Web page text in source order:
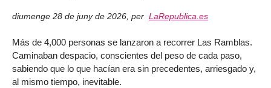
diumenge 28 de juny de 2026 per LaRepublica.es
Más de 4,000 personas se lanzaron a recorrer Las Ramblas.
Caminaban despacio, conscientes del peso de cada paso,
sabiendo que lo que hacían era sin precedentes, arriesgado y,
al mismo tiempo, inevitable.